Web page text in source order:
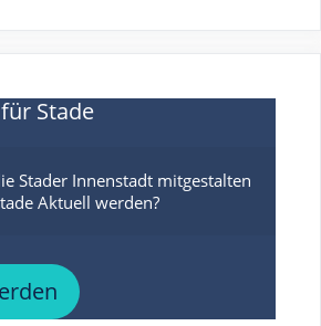
Stade
Stader Innenstadt mitgestalten